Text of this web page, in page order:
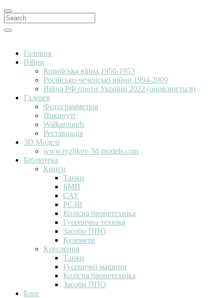
Search
for:
Search
Головна
Війни
Корейська війна 1950-1953
Російсько-чеченські війни 1994-2009
Війна РФ проти України 2022 (оновлюється)
Галерея
Фотограмметрія
Покинуті
Walkarounds
Реставрація
3D Моделі
www.ryzhkov-3d-models.com
Бібліотека
Книги
Танки
БМП
САУ
РСЗВ
Колісна бронетехніка
Гусенична техніка
Засоби ППО
Кулемети
Креслення
Танки
Гусеничні машини
Колісна бронетехніка
Засоби ППО
Блог